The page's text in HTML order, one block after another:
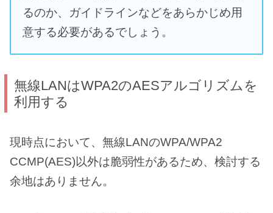
るのか、ガイドラインなどをあらかじめ用
意する必要があるでしょう。
無線LANはWPA2のAESアルゴリズムを
利用する
現時点において、無線LANのWPA/WPA2
CCMP(AES)以外は脆弱性があるため、検討する
余地はありません。